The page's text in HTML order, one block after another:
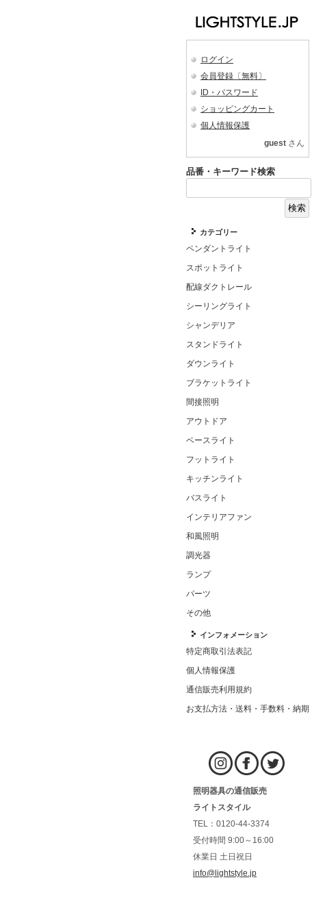
ログイン
会員登録〔無料〕
ID・パスワード
ショッピングカート
個人情報保護
guest さん
品番・キーワード検索
カテゴリー
ペンダントライト
スポットライト
配線ダクトレール
シーリングライト
シャンデリア
スタンドライト
ダウンライト
ブラケットライト
間接照明
アウトドア
ベースライト
フットライト
キッチンライト
バスライト
インテリアファン
和風照明
調光器
ランプ
パーツ
その他
インフォメーション
特定商取引法表記
個人情報保護
通信販売利用規約
お支払方法・送料・手数料・納期
照明器具の通信販売
ライトスタイル
TEL：0120-44-3374
受付時間 9:00～16:00
休業日 土日祝日
info@lightstyle.jp